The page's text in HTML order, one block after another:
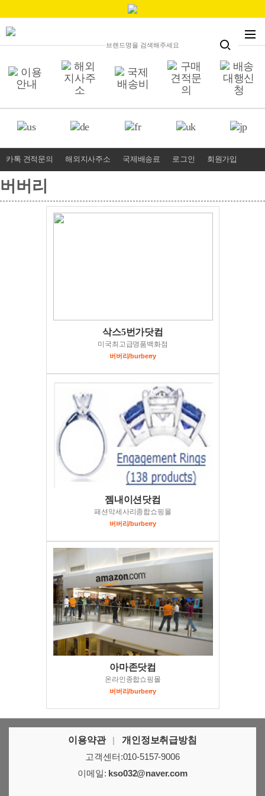
카톡 견적문의 해외지사주소 국제배송료 로그인 회원가입
버버리
삭스5번가닷컴
미국최고급명품백화점
버버리/burberry
젬내이션닷컴
패션악세사리종합쇼핑몰
버버리/burberry
아마존닷컴
온라인종합쇼핑몰
버버리/burberry
이용약관 |
개인정보취급방침
고객센터:010-5157-9006
이메일: kso032@naver.com